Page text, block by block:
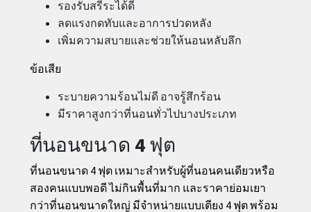
รองรับสรีระได้ดี
ลดแรงกดทับและอาการปวดหลัง
เพิ่มความสบายและช่วยให้นอนหลับลึก
ข้อเสีย
ระบายความร้อนไม่ดี อาจรู้สึกร้อน
มีราคาสูงกว่าที่นอนทั่วไปบางประเภท
ที่นอนขนาด 4 ฟุต
ที่นอนขนาด 4 ฟุต เหมาะสำหรับผู้ที่นอนคนเดียวหรือ
สองคนแบบพอดี ไม่กินพื้นที่มาก และราคาย่อมเยา
กว่าที่นอนขนาดใหญ่ มีจำหน่ายแบบเตียง 4 ฟุต พร้อม